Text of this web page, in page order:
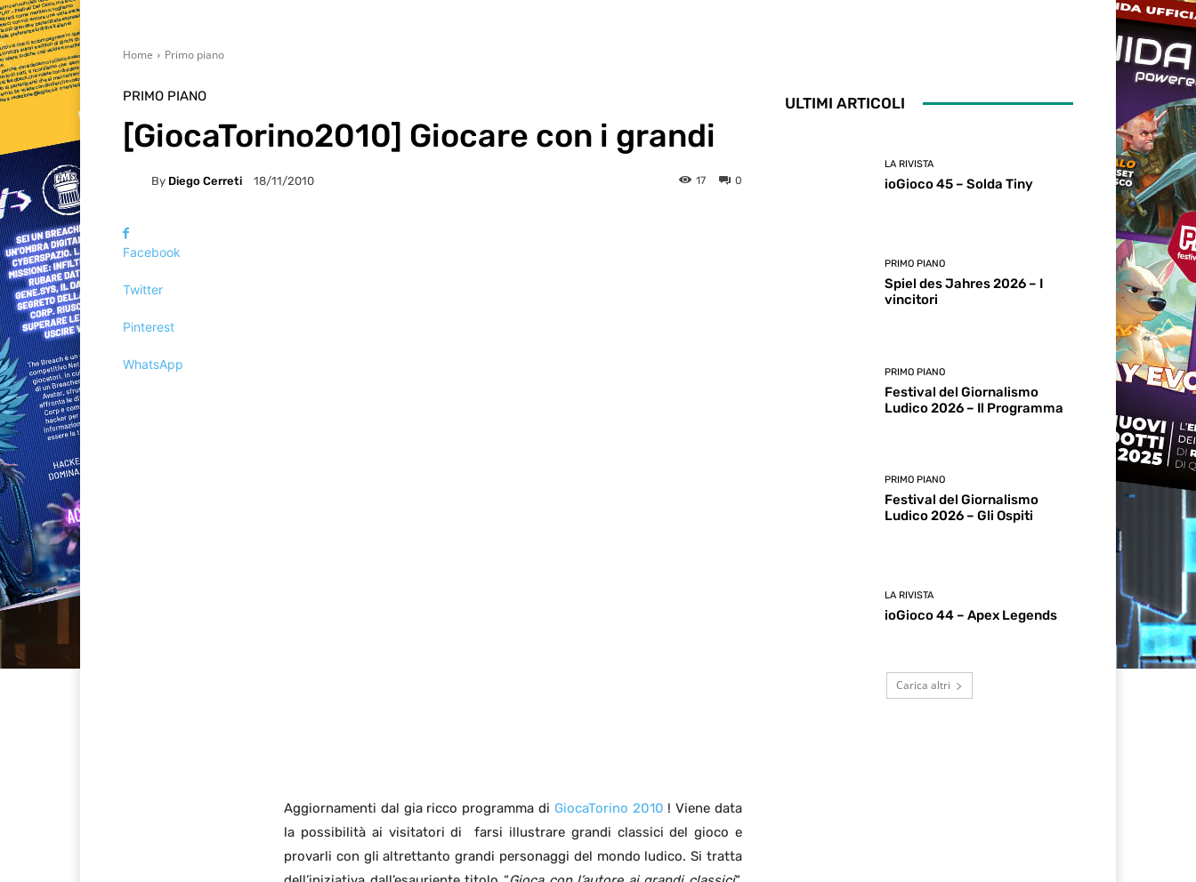
Home Primo piano
PRIMO PIANO
[GiocaTorino2010] Giocare con i grandi
By Diego Cerreti 18/11/2010 0
17
Facebook
Twitter
Pinterest
WhatsApp
Aggiornamenti dal gia ricco programma di GiocaTorino 2010 ! Viene data
la possibilità ai visitatori di farsi illustrare grandi classici del gioco e
provarli con gli altrettanto grandi personaggi del mondo ludico. Si tratta
ULTIMI ARTICOLI
LA RIVISTA
ioGioco 45 – Solda Tiny
PRIMO PIANO
Spiel des Jahres 2026 – I
vincitori
PRIMO PIANO
Festival del Giornalismo
Ludico 2026 – Il Programma
PRIMO PIANO
Festival del Giornalismo
Ludico 2026 – Gli Ospiti
LA RIVISTA
ioGioco 44 – Apex Legends
Carica altri